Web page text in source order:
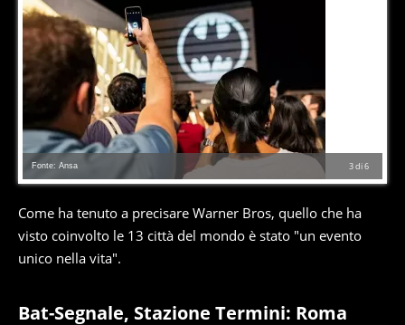
3di6
Fonte: Ansa
Come ha tenuto a precisare Warner Bros, quello che ha
visto coinvolto le 13 città del mondo è stato "un evento
unico nella vita".
Bat-Segnale, Stazione Termini: Roma